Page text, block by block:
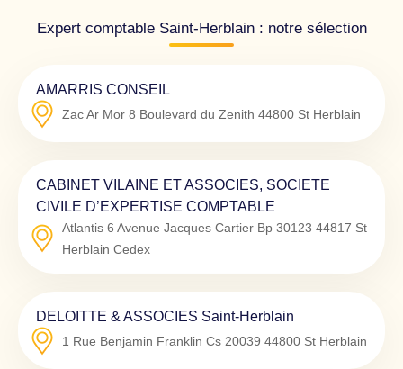
Expert comptable Saint-Herblain : notre sélection
AMARRIS CONSEIL
Zac Ar Mor 8 Boulevard du Zenith 44800 St Herblain
CABINET VILAINE ET ASSOCIES, SOCIETE
CIVILE D’EXPERTISE COMPTABLE
Atlantis 6 Avenue Jacques Cartier Bp 30123 44817 St
Herblain Cedex
DELOITTE & ASSOCIES Saint-Herblain
1 Rue Benjamin Franklin Cs 20039 44800 St Herblain